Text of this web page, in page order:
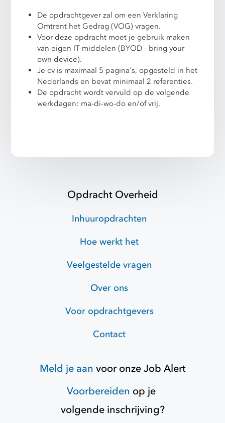
De opdrachtgever zal om een Verklaring
Omtrent het Gedrag (VOG) vragen.
Voor deze opdracht moet je gebruik maken
van eigen IT-middelen (BYOD - bring your
own device).
Je cv is maximaal 5 pagina's, opgesteld in het
Nederlands en bevat minimaal 2 referenties.
De opdracht wordt vervuld op de volgende
werkdagen: ma-di-wo-do en/of vrij.
Opdracht Overheid
Inhuuropdrachten
Hoe werkt het
Veelgestelde vragen
Over ons
Voor opdrachtgevers
Contact
Meld je aan voor onzeJob Alert
Voorbereiden op je
volgende inschrijving?